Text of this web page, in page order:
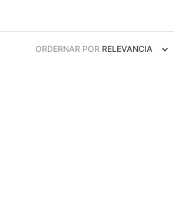
ORDERNAR POR RELEVANCIA